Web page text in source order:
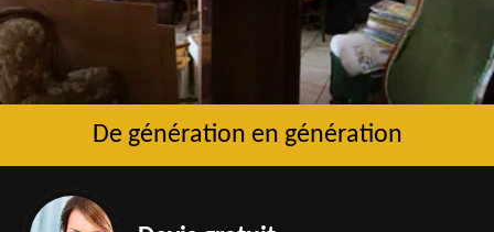
De génération en génération